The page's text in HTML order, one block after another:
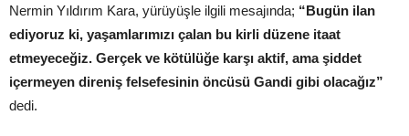
Nermin Yıldırım Kara, yürüyüşle ilgili mesajında; “Bugün ilan
ediyoruz ki, yaşamlarımızı çalan bu kirli düzene itaat
etmeyeceğiz. Gerçek ve kötülüğe karşı aktif, ama şiddet
içermeyen direniş felsefesinin öncüsü Gandi gibi olacağız”
dedi.